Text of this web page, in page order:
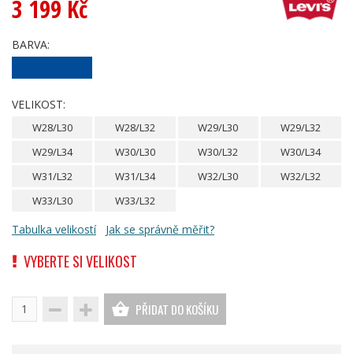
3 199 Kč
BARVA:
VELIKOST:
W28/L30 W28/L32 W29/L30
W29/L32
W29/L34
W30/L30 W30/L32
W30/L34
W31/L32
W31/L34 W32/L30
W32/L32
W33/L30
W33/L32
Tabulka velikostí Jak se správně měřit?
VYBERTE SI VELIKOST
PŘIDAT DO KOŠÍKU